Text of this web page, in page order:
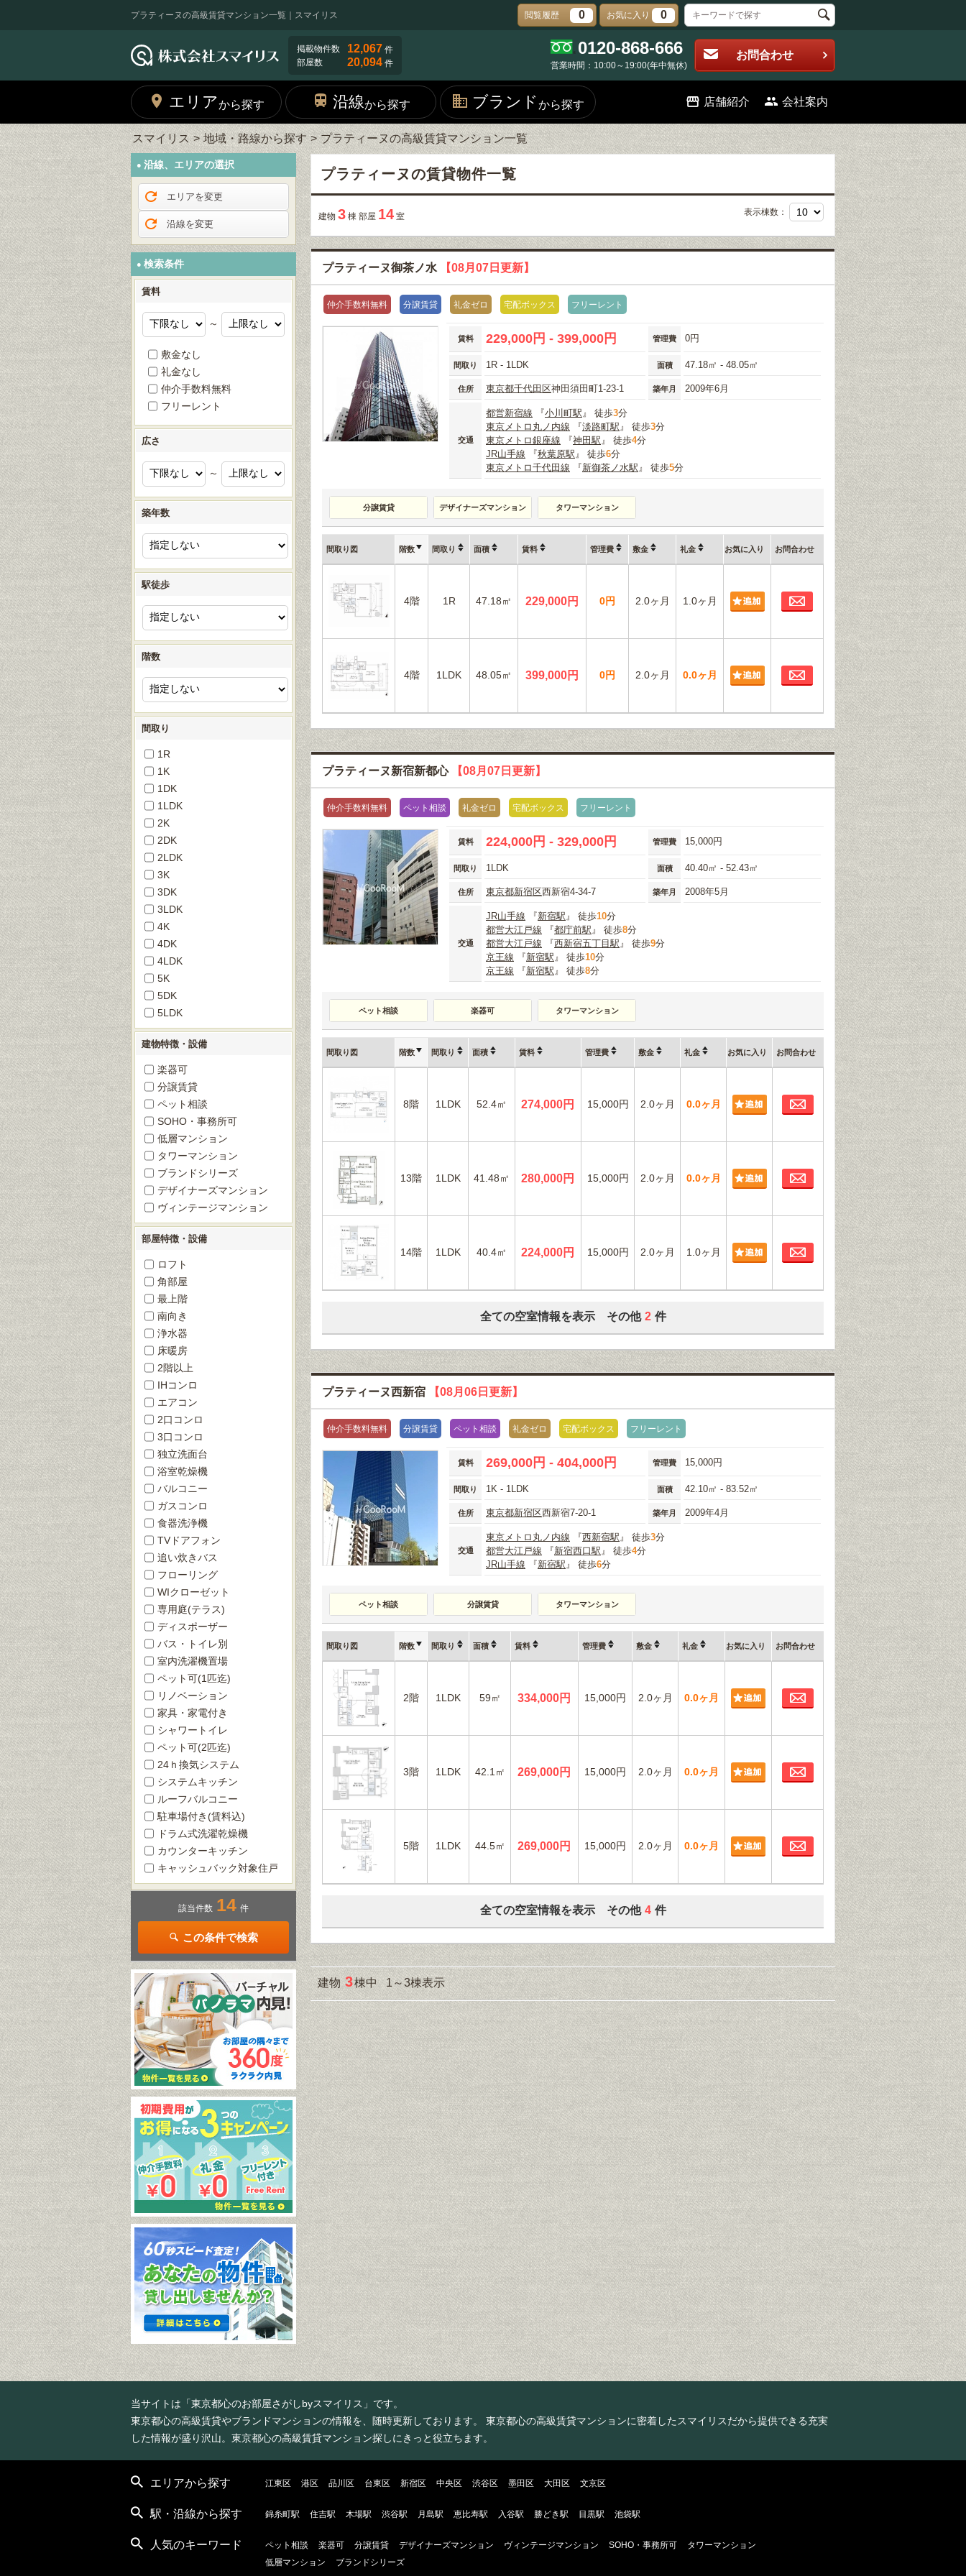
プラティーヌの高級賃貸マンション一覧｜スマイリス 閲覧履歴 0 お気に入り 0
掲載物件数 12,067 件
部屋数
20,094 件
0120-868-666
営業時間：10:00～19:00(年中無休)
お問合わせ
エリアから探す 沿線から探す ブランド から探す 店舗紹介 会社案内
スマイリス 地域・路線から探す プラティーヌの高級賃貸マンション一覧
プラティーヌの賃貸物件一覧
建物 3 棟 部屋 14 室 表示棟数：
プラティーヌ御茶ノ水 【08月07日更新】
仲介手数料無料 分譲賃貸 礼金ゼロ 宅配ボックス フリーレント
賃料 229,000円 - 399,000円 管理費 0円
間取り 1R - 1LDK 面積 47.18㎡ - 48.05㎡
住所 東京都千代田区神田須田町1-23-1 築年月 2009年6月
交通
都営新宿線 『小川町駅 』 徒歩3分
東京メトロ丸ノ内線 『淡路町駅 』 徒歩3分
東京メトロ銀座線 『神田駅 』 徒歩4分
JR山手線 『秋葉原駅 』 徒歩6分
東京メトロ千代田線 『新御茶ノ水駅 』 徒歩5分
分譲賃貸 デザイナーズマンション タワーマンション
間取り図 階数 間取り 面積 賃料 管理費 敷金 礼金 お気に入り お問合わせ
4階 1R 47.18㎡ 229,000円 0円 2.0ヶ月 1.0ヶ月 お問合わせ
4階 1LDK 48.05㎡ 399,000円 0円 2.0ヶ月 0.0ヶ月 お問合わせ
プラティーヌ新宿新都心 【08月07日更新】
仲介手数料無料 ペット相談 礼金ゼロ 宅配ボックス フリーレント
賃料 224,000円 - 329,000円 管理費 15,000円
間取り 1LDK 面積 40.40㎡ - 52.43㎡
住所 東京都新宿区西新宿4-34-7 築年月 2008年5月
交通
JR山手線 『新宿駅 』 徒歩10分
都営大江戸線 『都庁前駅 』 徒歩8分
都営大江戸線 『西新宿五丁目駅 』 徒歩9分
京王線 『新宿駅 』 徒歩10分
京王線 『新宿駅 』 徒歩8分
ペット相談 楽器可 タワーマンション
間取り図 階数 間取り 面積 賃料 管理費 敷金 礼金 お気に入り お問合わせ
8階 1LDK 52.4㎡ 274,000円 15,000円 2.0ヶ月 0.0ヶ月 お問合わせ
13階 1LDK 41.48㎡ 280,000円 15,000円 2.0ヶ月 0.0ヶ月 お問合わせ
14階 1LDK 40.4㎡ 224,000円 15,000円 2.0ヶ月 1.0ヶ月 お問合わせ
全ての空室情報を表示 その他 2 件
プラティーヌ西新宿 【08月06日更新】
仲介手数料無料 分譲賃貸 ペット相談 礼金ゼロ 宅配ボックス フリーレント
賃料 269,000円 - 404,000円 管理費 15,000円
間取り 1K - 1LDK 面積 42.10㎡ - 83.52㎡
住所 東京都新宿区西新宿7-20-1 築年月 2009年4月
交通
東京メトロ丸ノ内線 『西新宿駅 』 徒歩3分
都営大江戸線 『新宿西口駅 』 徒歩4分
JR山手線 『新宿駅 』 徒歩6分
ペット相談 分譲賃貸 タワーマンション
間取り図 階数 間取り 面積 賃料 管理費 敷金 礼金 お気に入り お問合わせ
2階 1LDK 59㎡ 334,000円 15,000円 2.0ヶ月 0.0ヶ月 お問合わせ
3階 1LDK 42.1㎡ 269,000円 15,000円 2.0ヶ月 0.0ヶ月 お問合わせ
5階 1LDK 44.5㎡ 269,000円 15,000円 2.0ヶ月 0.0ヶ月 お問合わせ
全ての空室情報を表示 その他 4 件
建物3棟中 1～3棟表示
沿線、エリアの選択
エリアを変更
沿線を変更
検索条件
賃料
～
敷金なし
礼金なし
仲介手数料無料
フリーレント
広さ
～
築年数
駅徒歩
階数
間取り
1R
1K
1DK
1LDK
2K
2DK
2LDK
3K
3DK
3LDK
4K
4DK
4LDK
5K
5DK
5LDK
建物特徴・設備
楽器可
分譲賃貸
ペット相談
SOHO・事務所可
低層マンション
タワーマンション
ブランドシリーズ
デザイナーズマンション
ヴィンテージマンション
部屋特徴・設備
ロフト
角部屋
最上階
南向き
浄水器
床暖房
2階以上
IHコンロ
エアコン
2口コンロ
3口コンロ
独立洗面台
浴室乾燥機
バルコニー
ガスコンロ
食器洗浄機
TVドアフォン
追い炊きバス
フローリング
WIクローゼット
専用庭(テラス)
ディスポーザー
バス・トイレ別
室内洗濯機置場
ペット可(1匹迄)
リノベーション
家具・家電付き
シャワートイレ
ペット可(2匹迄)
24ｈ換気システム
システムキッチン
ルーフバルコニー
駐車場付き(賃料込)
ドラム式洗濯乾燥機
カウンターキッチン
キャッシュバック対象住戸
該当件数 14 件
この条件で検索
当サイトは「東京都心のお部屋さがしbyスマイリス」です。
東京都心の高級賃貸やブランドマンションの情報を、随時更新しております。 東京都心の高級賃貸マンションに密着したスマイリスだから提供できる充実
した情報が盛り沢山。東京都心の高級賃貸マンション探しにきっと役立ちます。
エリアから探す 江東区 港区 品川区 台東区 新宿区 中央区 渋谷区 墨田区 大田区 文京区
駅・沿線から探す 錦糸町駅 住吉駅 木場駅 渋谷駅 月島駅 恵比寿駅 入谷駅 勝どき駅 目黒駅 池袋駅
人気のキーワード ペット相談 楽器可 分譲賃貸 デザイナーズマンション ヴィンテージマンション SOHO・事務所可
タワーマンション
低層マンション
ブランドシリーズ